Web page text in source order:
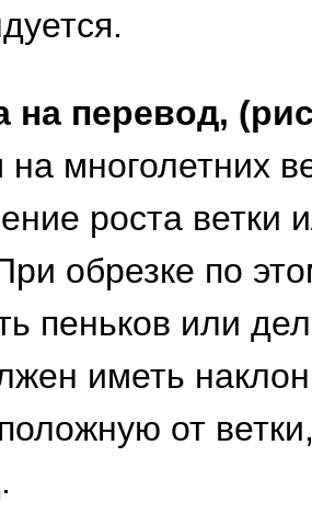
на перевод,
многолетних
роста ветки
обрезке по
пеньков или
иметь
от